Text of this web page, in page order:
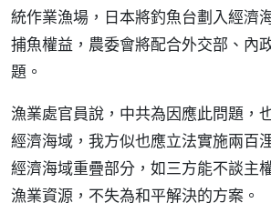
統作業漁場，日本將釣魚台劃入經濟
捕魚權益，農委會將配合外交部、內
題。
漁業處官員說，中共為因應此問題，
經濟海域，我方似也應立法實施兩百
經濟海域重疊部分，如三方能不談主
漁業資源，不失為和平解決的方案。